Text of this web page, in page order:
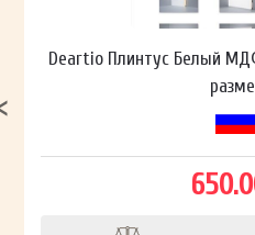
Deartio Плинтус Белый